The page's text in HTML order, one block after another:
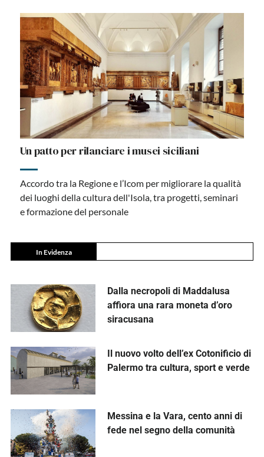
Un patto per rilanciare i musei siciliani
Accordo tra la Regione e l’Icom per migliorare la qualità
dei luoghi della cultura dell'Isola, tra progetti, seminari
e formazione del personale
In Evidenza
Dalla necropoli di Maddalusa
affiora una rara moneta d’oro
siracusana
Il nuovo volto dell’ex Cotonificio di
Palermo tra cultura, sport e verde
Messina e la Vara, cento anni di
fede nel segno della comunità